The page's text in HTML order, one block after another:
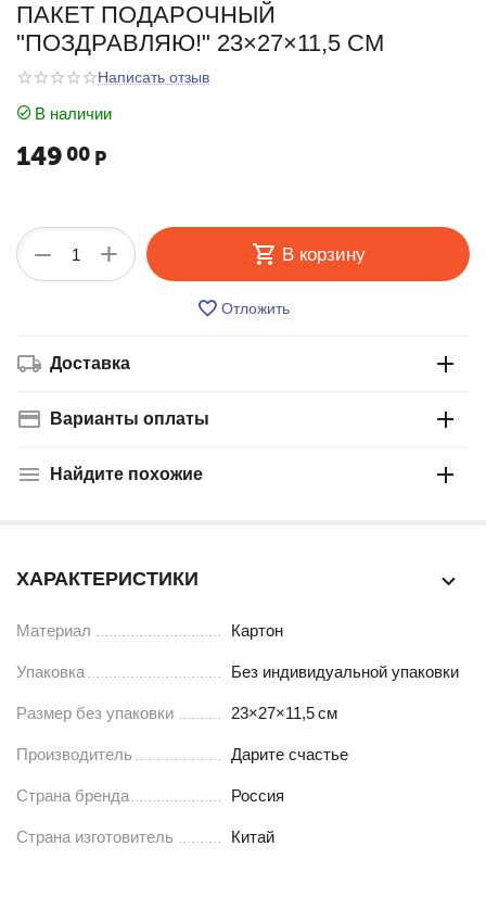
ПАКЕТ ПОДАРОЧНЫЙ
"ПОЗДРАВЛЯЮ!" 23×27×11,5 СМ
Написать отзыв
В наличии
149 00 Р
+
− В корзину
Отложить
Доставка
Варианты оплаты
Найдите похожие
ХАРАКТЕРИСТИКИ
Материал Картон
Упаковка Без индивидуальной упаковки
Размер без упаковки 23×27×11,5см
Производитель Дарите счастье
Страна бренда Россия
Страна изготовитель Китай